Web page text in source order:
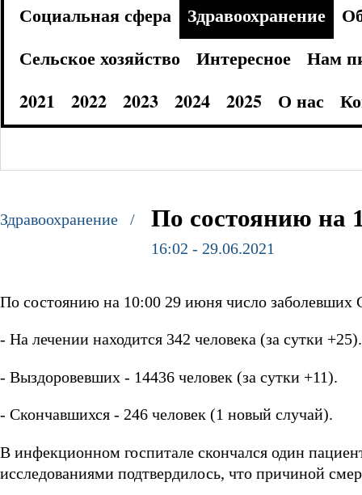
Социальная сфера
Здравоохранение
Сельское хозяйство
Интересное
Нам
2021
2022 2023 2024 2025 О нас
Здравоохранение / По состоянию на
16:02 - 29.06.2021
По состоянию на 10:00 29 июня число заболевших
- На лечении находится 342 человека (за сутки +25).
- Выздоровевших - 14436 человек (за сутки +11).
- Скончавшихся - 246 человек (1 новый случай).
В инфекционном госпитале скончался один
исследованиями подтвердилось, что причиной